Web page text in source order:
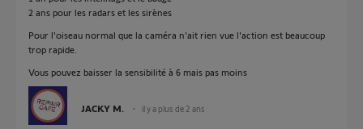
2 ans pour les radars et les sirènes
Pour l'oiseau normal que la caméra n'ait rien vue l'action est beaucoup
trop rapide.
Vous pouvez baisser la sensibilité à 6 mais pas moins
JACKY M. il y a plus de 2 ans